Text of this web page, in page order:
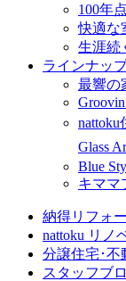
100年
快適な
生涯続
ラインナッ
最響の
Glass
Blue
キママ
納得リフォ
nattoku リノ
分譲住宅･不
スタッフブ